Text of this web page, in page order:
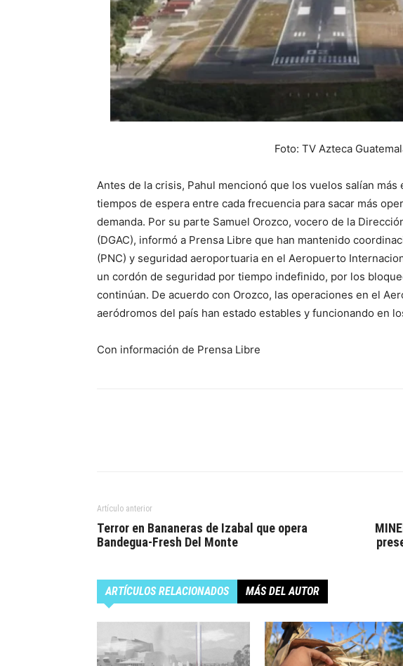
Foto: TV Azteca
Antes de la crisis, Pahul mencionó que los vuelos salían
tiempos de espera entre cada frecuencia para sacar más
demanda. Por su parte Samuel Orozco, vocero de la
(DGAC), informó a Prensa Libre que han mantenido
(PNC) y seguridad aeroportuaria en el Aeropuerto
un cordón de seguridad por tiempo indefinido, por los
continúan. De acuerdo con Orozco, las operaciones en el
aeródromos del país han estado estables y funcionando en
Con información de Prensa Libre
Artículo anterior
Terror en Bananeras de Izabal que opera
Bandegua-Fresh Del Monte
ARTÍCULOS RELACIONADOS MÁS DEL AUTOR